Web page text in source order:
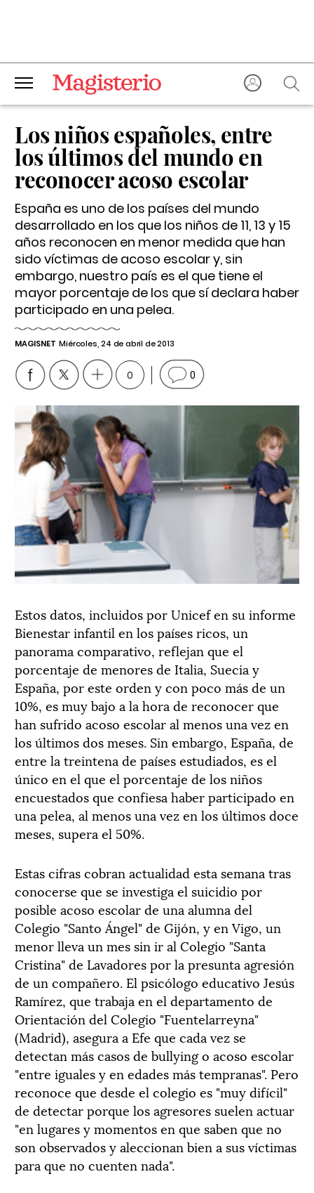
Los niños españoles, entre
los últimos del mundo en
reconocer acoso escolar
España es uno de los países del mundo
desarrollado en los que los niños de 11, 13 y 15
años reconocen en menor medida que han
sido víctimas de acoso escolar y, sin
embargo, nuestro país es el que tiene el
mayor porcentaje de los que sí declara haber
participado en una pelea.
MAGISNET Miércoles, 24 de abril de 2013
0 0
Estos datos, incluidos por Unicef en su informe
Bienestar infantil en los países ricos, un
panorama comparativo, reflejan que el
porcentaje de menores de Italia, Suecia y
España, por este orden y con poco más de un
10%, es muy bajo a la hora de reconocer que
han sufrido acoso escolar al menos una vez en
los últimos dos meses. Sin embargo, España, de
entre la treintena de países estudiados, es el
único en el que el porcentaje de los niños
encuestados que confiesa haber participado en
una pelea, al menos una vez en los últimos doce
meses, supera el 50%.
Estas cifras cobran actualidad esta semana tras
conocerse que se investiga el suicidio por
posible acoso escolar de una alumna del
Colegio "Santo Ángel" de Gijón, y en Vigo, un
menor lleva un mes sin ir al Colegio "Santa
Cristina" de Lavadores por la presunta agresión
de un compañero. El psicólogo educativo Jesús
Ramírez, que trabaja en el departamento de
Orientación del Colegio "Fuentelarreyna"
(Madrid), asegura a Efe que cada vez se
detectan más casos de bullying o acoso escolar
"entre iguales y en edades más tempranas". Pero
reconoce que desde el colegio es "muy difícil"
de detectar porque los agresores suelen actuar
"en lugares y momentos en que saben que no
son observados y aleccionan bien a sus víctimas
para que no cuenten nada".